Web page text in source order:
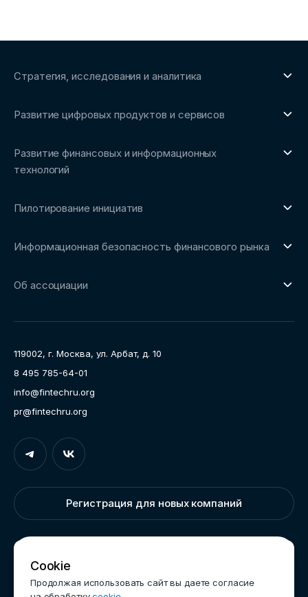
Стратегия, исследования и аналитика
Обзоры рынка и аналитические исследования
Трендвотчинг и информационный сервис
Развитие цифровых продуктов и сервисов
Развитие финансовых и информационных
технологий
Репозиторий Ассоциации
Рабочие группы
Пилотирование инициатив
Площадка пилотного тестирования
Информационная безопасность финансового рынка
Направления работы
Об ассоциации
Карьера
Контакты
Документы
119002, г. Москва, ул. Арбат, д. 10
8 495 785-64-01
info@fintechru.org
pr@fintechru.org
Регистрация для новых компаний
Cookie
Продолжая использовать сайт вы даете согласие
Вход
Укажите вашу корпоративную почту. На неё мы вышлем
ссылку для входа